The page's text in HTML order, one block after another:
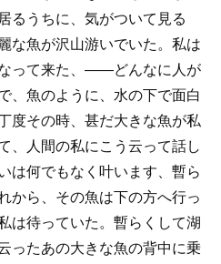
るうちに、気がついて見る
な魚が沢山游いでいた。私は
って来た、――どんなに人が
、魚のように、水の下で面白
度その時、甚だ大きな魚が私
、人間の私にこう云って話し
何でもなく叶います、暫ら
から、その魚は下の方へ行っ
は待っていた。暫らくして湖
たあの大きな魚の背中に乗